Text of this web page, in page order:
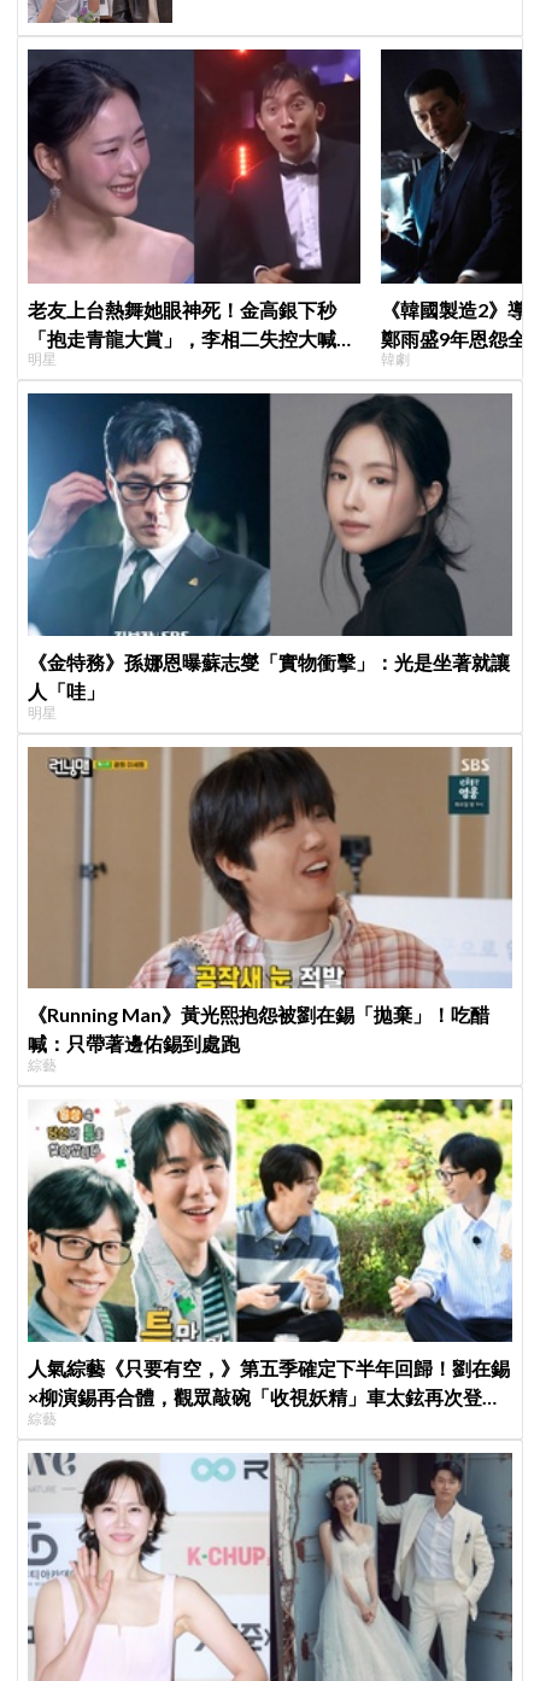
老友上台熱舞她眼神死！金高銀下秒
「抱走青龍大賞」，李相二失控大喊
「呀！」真情流露網笑翻
明星
《韓國製造2》導
鄭雨盛9年恩怨全
後？
韓劇
《金特務》孫娜恩曝蘇志燮「實物衝擊」：光是坐著就讓
人「哇」
明星
《Running Man》黃光熙抱怨被劉在錫「拋棄」！吃醋
喊：只帶著邊佑錫到處跑
綜藝
人氣綜藝《只要有空，》第五季確定下半年回歸！劉在錫
×柳演錫再合體，觀眾敲碗「收視妖精」車太鉉再次登場
XD
綜藝